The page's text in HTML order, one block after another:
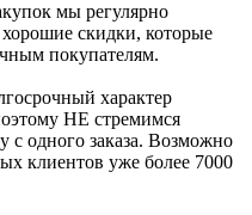
мы регулярно
скидки, которые
покупателям.
характер
НЕ стремимся
с одного заказа. Возможно
клиентов уже более 7000